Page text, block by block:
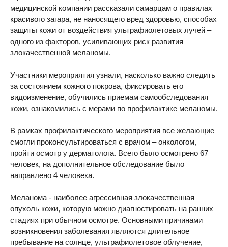
медицинской компании рассказали самарцам о правилах
красивого загара, не наносящего вред здоровью, способах
защиты кожи от воздействия ультрафиолетовых лучей –
одного из факторов, усиливающих риск развития
злокачественной меланомы.
Участники мероприятия узнали, насколько важно следить
за состоянием кожного покрова, фиксировать его
видоизменение, обучились приемам самообследования
кожи, ознакомились с мерами по профилактике меланомы.
В рамках профилактического мероприятия все желающие
смогли проконсультироваться с врачом – онкологом,
пройти осмотр у дерматолога. Всего было осмотрено 67
человек, на дополнительное обследование было
направлено 4 человека.
Меланома - наиболее агрессивная злокачественная
опухоль кожи, которую можно диагностировать на ранних
стадиях при обычном осмотре. Основными причинами
возникновения заболевания являются длительное
пребывание на солнце, ультрафиолетовое облучение,